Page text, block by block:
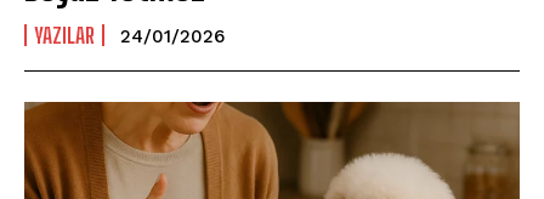
YAZILAR 24/01/2026